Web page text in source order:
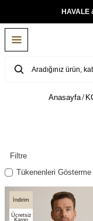
HAVALE
Anasayfa
Filtre
Tükenenleri Gösterme
İndirim
Ücretsiz